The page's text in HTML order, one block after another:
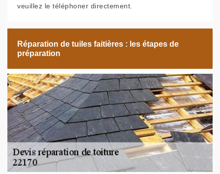
veuillez le téléphoner directement.
Réparation de tuiles faitières : les étapes de
préparation